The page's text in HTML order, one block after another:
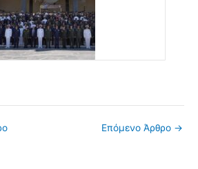
Επόμενο Άρθρο →